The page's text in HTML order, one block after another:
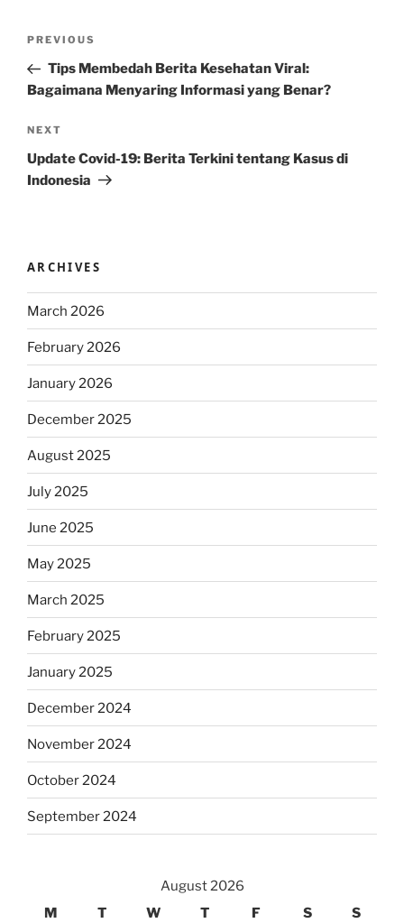
Previous
Post
PREVIOUS
Tips Membedah Berita Kesehatan Viral:
Bagaimana Menyaring Informasi yang Benar?
Next
Post
NEXT
Update Covid-19: Berita Terkini tentang Kasus di
Indonesia
ARCHIVES
March 2026
February 2026
January 2026
December 2025
August 2025
July 2025
June 2025
May 2025
March 2025
February 2025
January 2025
December 2024
November 2024
October 2024
September 2024
August 2026
M
T W T F S S